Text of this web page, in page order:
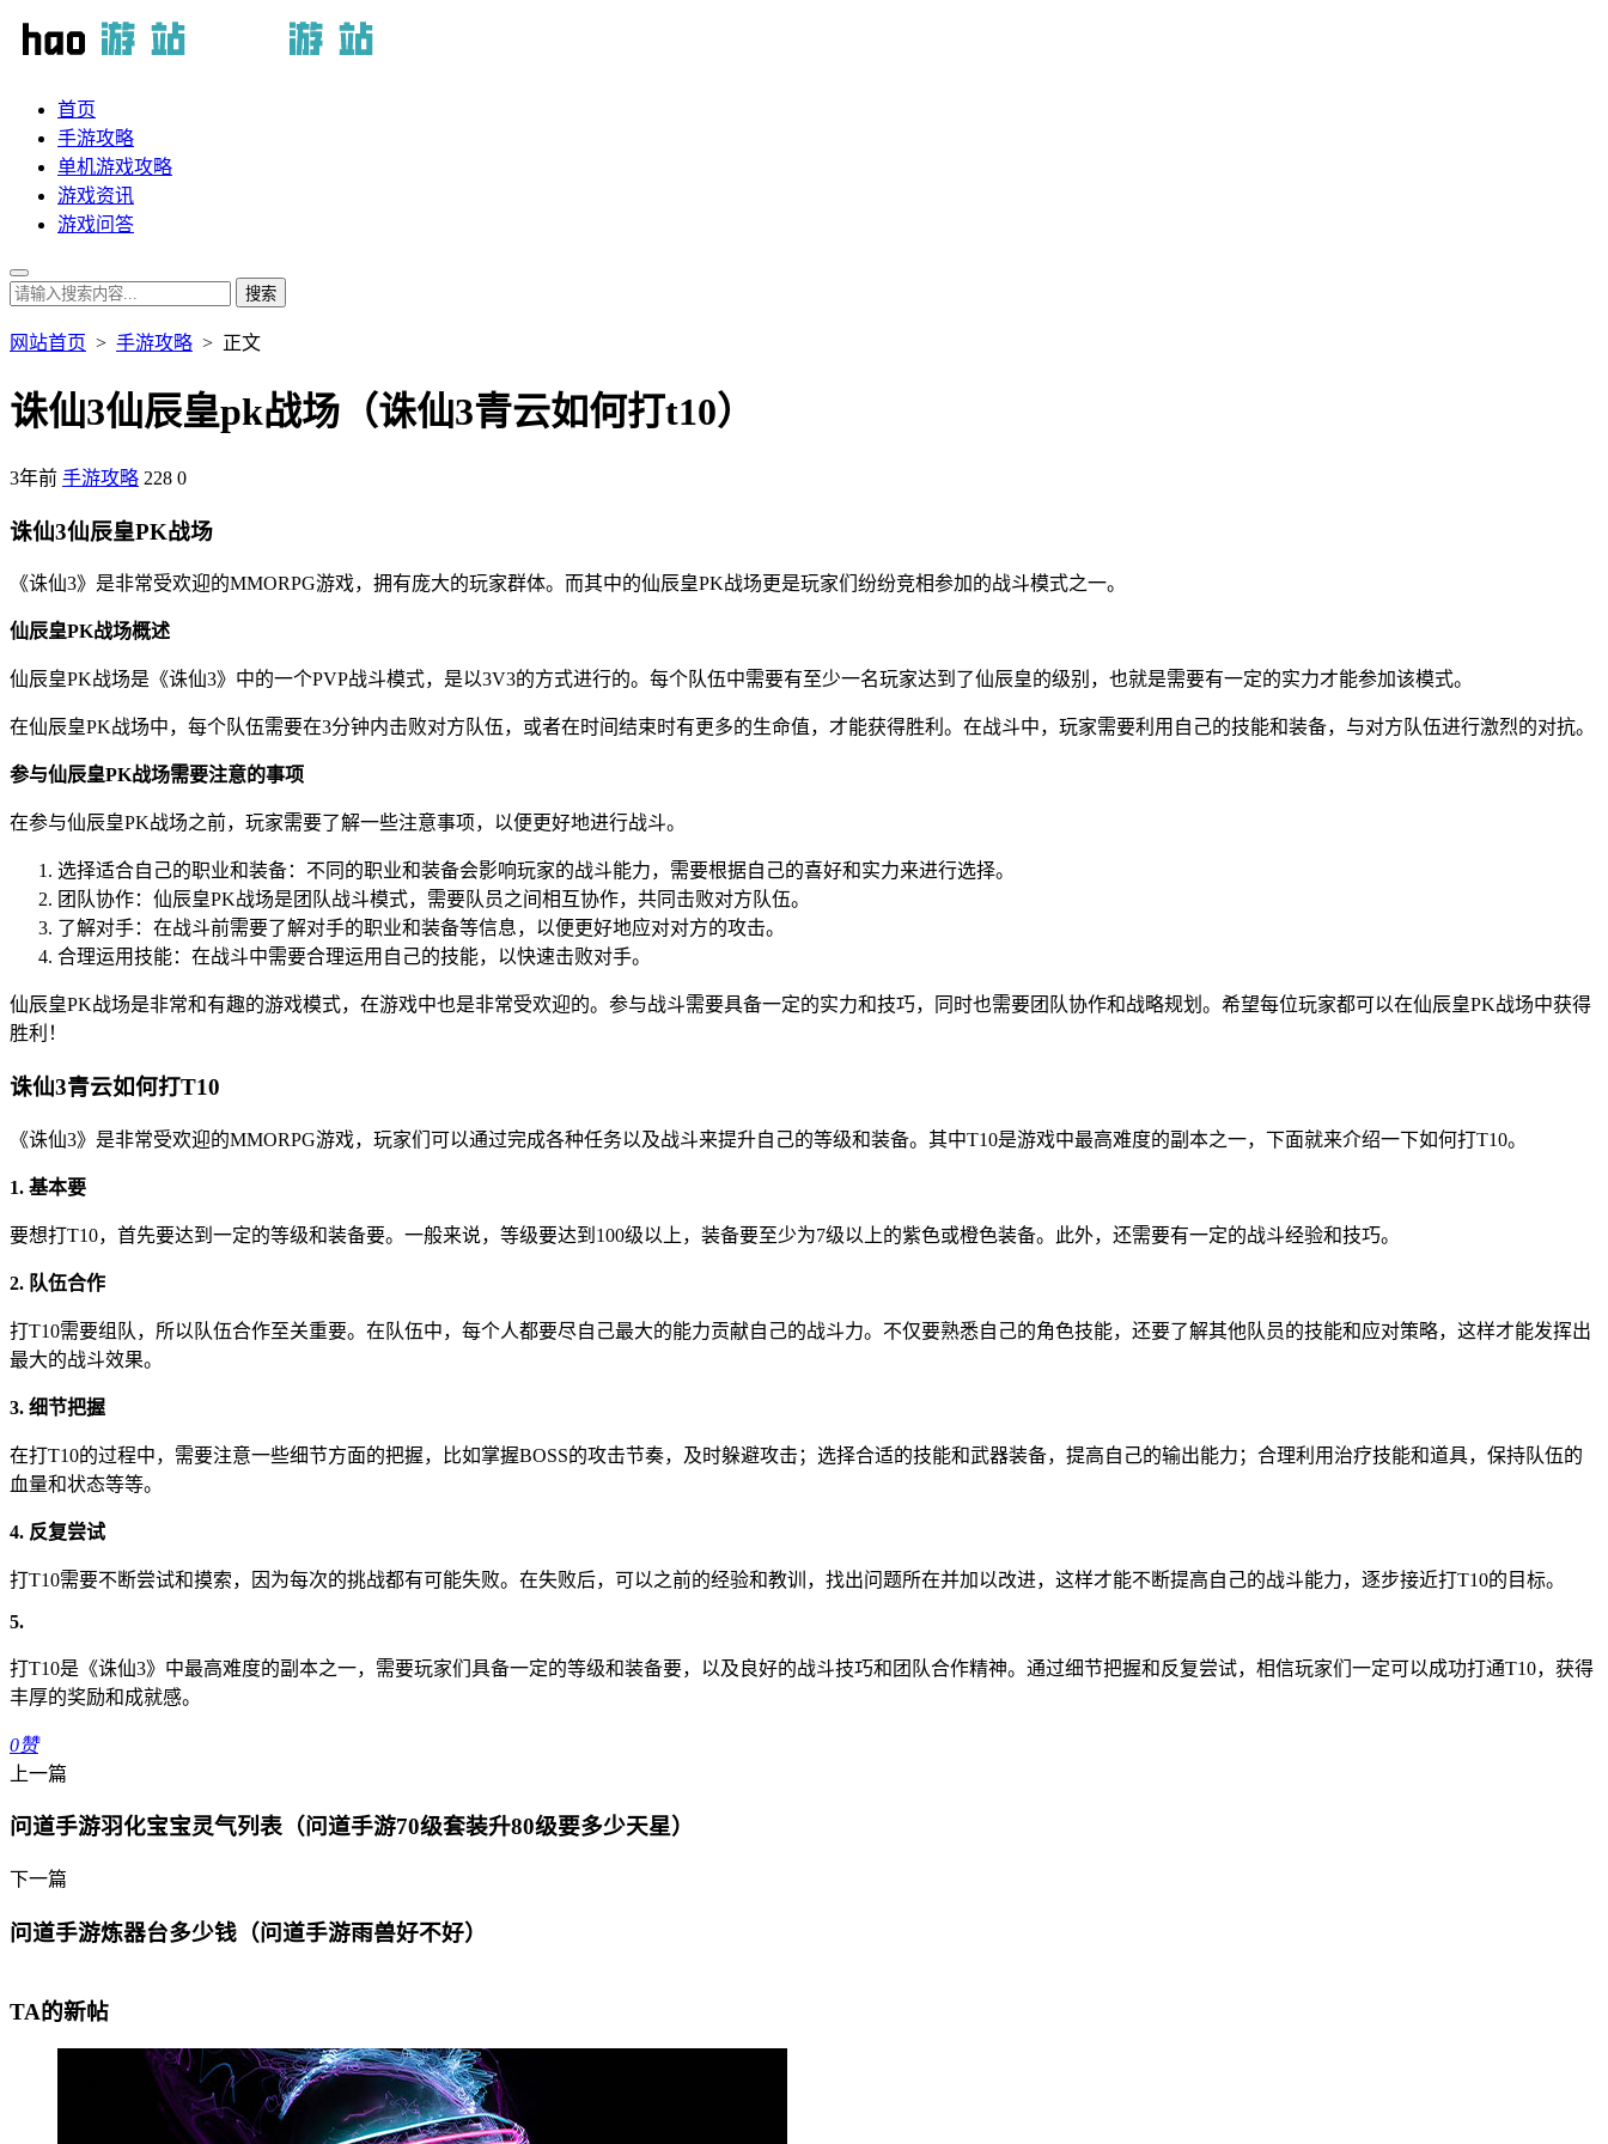
首页
手游攻略
单机游戏攻略
游戏资讯
游戏问答
网站首页 > 手游攻略 > 正文
诛仙3仙辰皇pk战场（诛仙3青云如何打t10）
3年前 手游攻略 228 0
诛仙3仙辰皇PK战场
《诛仙3》是非常受欢迎的MMORPG游戏，拥有庞大的玩家群体。而其中的仙辰皇PK战场更是玩家们纷纷竞相参加的战斗模式之一。
仙辰皇PK战场概述
仙辰皇PK战场是《诛仙3》中的一个PVP战斗模式，是以3V3的方式进行的。每个队伍中需要有至少一名玩家达到了仙辰皇的级别，也就是需要有一定的实力才能参加该模式。
在仙辰皇PK战场中，每个队伍需要在3分钟内击败对方队伍，或者在时间结束时有更多的生命值，才能获得胜利。在战斗中，玩家需要利用自己的技能和装备，与对方队伍进行激烈的对抗。
参与仙辰皇PK战场需要注意的事项
在参与仙辰皇PK战场之前，玩家需要了解一些注意事项，以便更好地进行战斗。
选择适合自己的职业和装备：不同的职业和装备会影响玩家的战斗能力，需要根据自己的喜好和实力来进行选择。
团队协作：仙辰皇PK战场是团队战斗模式，需要队员之间相互协作，共同击败对方队伍。
了解对手：在战斗前需要了解对手的职业和装备等信息，以便更好地应对对方的攻击。
合理运用技能：在战斗中需要合理运用自己的技能，以快速击败对手。
仙辰皇PK战场是非常和有趣的游戏模式，在游戏中也是非常受欢迎的。参与战斗需要具备一定的实力和技巧，同时也需要团队协作和战略规划。希望每位玩家都可以在仙辰皇PK战场中获得
胜利！
诛仙3青云如何打T10
《诛仙3》是非常受欢迎的MMORPG游戏，玩家们可以通过完成各种任务以及战斗来提升自己的等级和装备。其中T10是游戏中最高难度的副本之一，下面就来介绍一下如何打T10。
1. 基本要
要想打T10，首先要达到一定的等级和装备要。一般来说，等级要达到100级以上，装备要至少为7级以上的紫色或橙色装备。此外，还需要有一定的战斗经验和技巧。
2. 队伍合作
打T10需要组队，所以队伍合作至关重要。在队伍中，每个人都要尽自己最大的能力贡献自己的战斗力。不仅要熟悉自己的角色技能，还要了解其他队员的技能和应对策略，这样才能发挥出
最大的战斗效果。
3. 细节把握
在打T10的过程中，需要注意一些细节方面的把握，比如掌握BOSS的攻击节奏，及时躲避攻击；选择合适的技能和武器装备，提高自己的输出能力；合理利用治疗技能和道具，保持队伍的
血量和状态等等。
4. 反复尝试
打T10需要不断尝试和摸索，因为每次的挑战都有可能失败。在失败后，可以之前的经验和教训，找出问题所在并加以改进，这样才能不断提高自己的战斗能力，逐步接近打T10的目标。
5.
打T10是《诛仙3》中最高难度的副本之一，需要玩家们具备一定的等级和装备要，以及良好的战斗技巧和团队合作精神。通过细节把握和反复尝试，相信玩家们一定可以成功打通T10，获得
丰厚的奖励和成就感。
0赞
上一篇
问道手游羽化宝宝灵气列表（问道手游70级套装升80级要多少天星）
下一篇
问道手游炼器台多少钱（问道手游雨兽好不好）
TA的新帖